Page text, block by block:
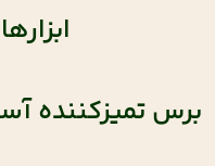
برس تمیزکننده